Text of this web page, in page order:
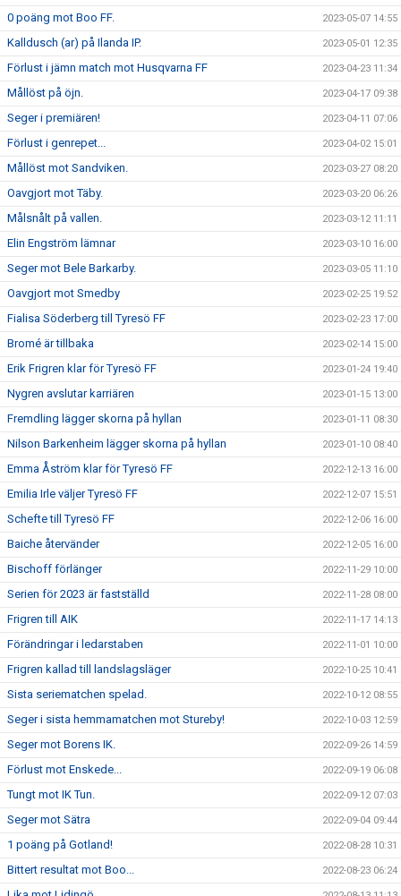
0 poäng mot Boo FF. 2023-05-07 14:55
Kalldusch (ar) på Ilanda IP. 2023-05-01 12:35
Förlust i jämn match mot Husqvarna FF 2023-04-23 11:34
Mållöst på öjn. 2023-04-17 09:38
Seger i premiären! 2023-04-11 07:06
Förlust i genrepet... 2023-04-02 15:01
Mållöst mot Sandviken. 2023-03-27 08:20
Oavgjort mot Täby. 2023-03-20 06:26
Målsnålt på vallen. 2023-03-12 11:11
Elin Engström lämnar 2023-03-10 16:00
Seger mot Bele Barkarby. 2023-03-05 11:10
Oavgjort mot Smedby 2023-02-25 19:52
Fialisa Söderberg till Tyresö FF 2023-02-23 17:00
Bromé är tillbaka 2023-02-14 15:00
Erik Frigren klar för Tyresö FF 2023-01-24 19:40
Nygren avslutar karriären 2023-01-15 13:00
Fremdling lägger skorna på hyllan 2023-01-11 08:30
Nilson Barkenheim lägger skorna på hyllan 2023-01-10 08:40
Emma Åström klar för Tyresö FF 2022-12-13 16:00
Emilia Irle väljer Tyresö FF 2022-12-07 15:51
Schefte till Tyresö FF 2022-12-06 16:00
Baiche återvänder 2022-12-05 16:00
Bischoff förlänger 2022-11-29 10:00
Serien för 2023 är fastställd 2022-11-28 08:00
Frigren till AIK 2022-11-17 14:13
Förändringar i ledarstaben 2022-11-01 10:00
Frigren kallad till landslagsläger 2022-10-25 10:41
Sista seriematchen spelad. 2022-10-12 08:55
Seger i sista hemmamatchen mot Stureby! 2022-10-03 12:59
Seger mot Borens IK. 2022-09-26 14:59
Förlust mot Enskede... 2022-09-19 06:08
Tungt mot IK Tun. 2022-09-12 07:03
Seger mot Sätra 2022-09-04 09:44
1 poäng på Gotland! 2022-08-28 10:31
Bittert resultat mot Boo... 2022-08-23 06:24